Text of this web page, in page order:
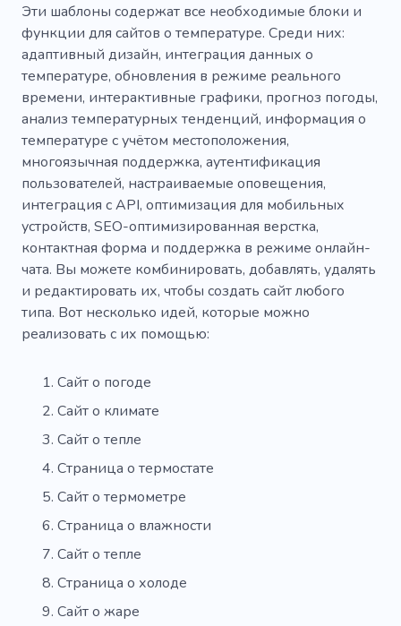
Эти шаблоны содержат все необходимые блоки и
функции для сайтов о температуре. Среди них:
адаптивный дизайн, интеграция данных о
температуре, обновления в режиме реального
времени, интерактивные графики, прогноз погоды,
анализ температурных тенденций, информация о
температуре с учётом местоположения,
многоязычная поддержка, аутентификация
пользователей, настраиваемые оповещения,
интеграция с API, оптимизация для мобильных
устройств, SEO-оптимизированная верстка,
контактная форма и поддержка в режиме онлайн-
чата. Вы можете комбинировать, добавлять, удалять
и редактировать их, чтобы создать сайт любого
типа. Вот несколько идей, которые можно
реализовать с их помощью:
Сайт о погоде
Сайт о климате
Сайт о тепле
Страница о термостате
Сайт о термометре
Страница о влажности
Сайт о тепле
Страница о холоде
Сайт о жаре